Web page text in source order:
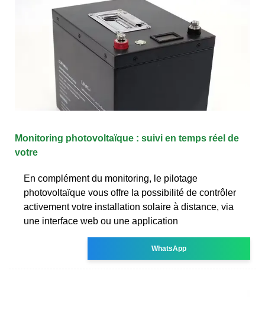
Monitoring photovoltaïque : suivi en temps réel de
votre
En complément du monitoring, le pilotage
photovoltaïque vous offre la possibilité de contrôler
activement votre installation solaire à distance, via
une interface web ou une application
WhatsApp